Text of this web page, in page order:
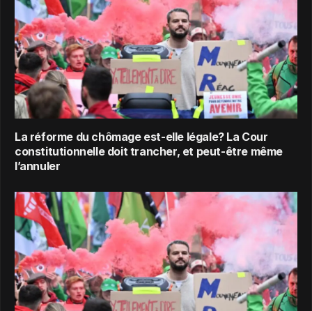
La réforme du chômage est-elle légale? La Cour
constitutionnelle doit trancher, et peut-être même
l’annuler